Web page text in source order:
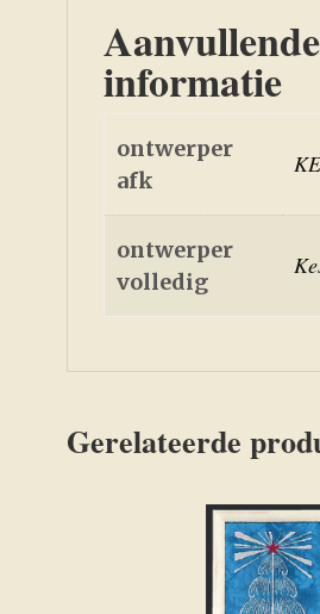
Aanvullende
informatie
ontwerper
afk
ontwerper
volledig
Gerelateerde